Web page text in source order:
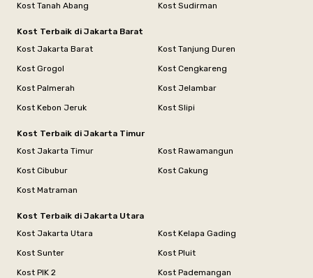
Kost Tanah Abang
Kost Sudirman
Kost Terbaik di Jakarta Barat
Kost Jakarta Barat
Kost Tanjung Duren
Kost Grogol
Kost Cengkareng
Kost Palmerah
Kost Jelambar
Kost Kebon Jeruk
Kost Slipi
Kost Terbaik di Jakarta Timur
Kost Jakarta Timur
Kost Rawamangun
Kost Cibubur
Kost Cakung
Kost Matraman
Kost Terbaik di Jakarta Utara
Kost Jakarta Utara
Kost Kelapa Gading
Kost Sunter
Kost Pluit
Kost PIK 2
Kost Pademangan